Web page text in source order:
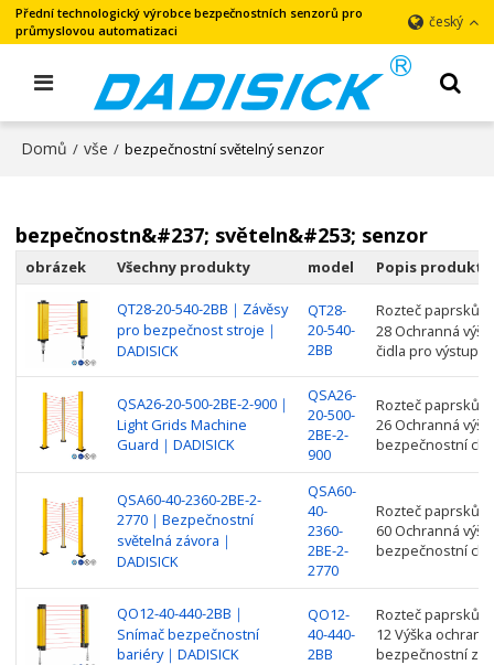
Přední technologický výrobce bezpečnostních senzorů pro
průmyslovou automatizaci
český
Domů / vše / bezpečnostní světelný senzor
bezpečnostn&#237; světeln&#253; senzor
obrázek Všechny produkty model Popis produktu
QT28-20-540-2BB｜Závěsy
pro bezpečnost stroje｜
DADISICK
QT28-
20-540-
2BB
Rozteč paprsků
28 Ochranná
čidla pro výstup
QSA26-20-500-2BE-2-900｜
Light Grids Machine
Guard｜DADISICK
QSA26-
20-500-
2BE-2-
900
Rozteč paprsků:
26 Ochranná
bezpečnostní
QSA60-40-2360-2BE-2-
2770｜Bezpečnostní
světelná závora｜
DADISICK
QSA60-
40-
2360-
2BE-2-
2770
Rozteč paprsků:
60 Ochranná
bezpečnostní
QO12-40-440-2BB｜
Snímač bezpečnostní
bariéry｜DADISICK
QO12-
40-440-
2BB
Rozteč paprsků:
12 Výška
bezpečnostní